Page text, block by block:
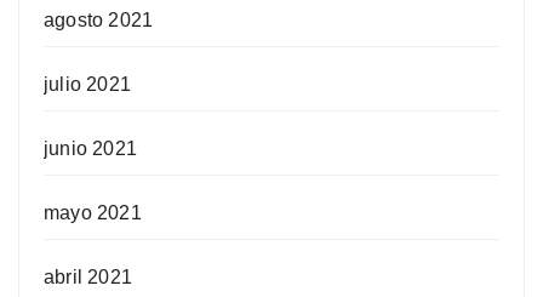
agosto 2021
julio 2021
junio 2021
mayo 2021
abril 2021